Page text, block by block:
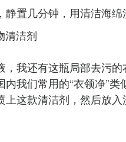
静置几分钟，用清洁海
清洁剂
，我还有这瓶局部去污
内我们常用的“衣领净”
上这款清洁剂，然后放